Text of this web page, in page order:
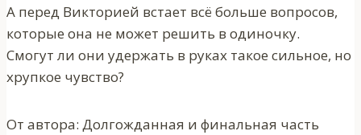
А перед Викторией встает всё больше вопросов,
которые она не может решить в одиночку.
Смогут ли они удержать в руках такое сильное, но
хрупкое чувство?
От автора: Долгожданная и финальная часть